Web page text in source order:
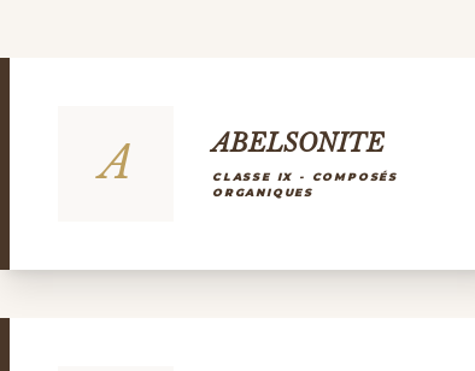
A ABELSONITE
CLASSE IX - COMPOSÉS
ORGANIQUES